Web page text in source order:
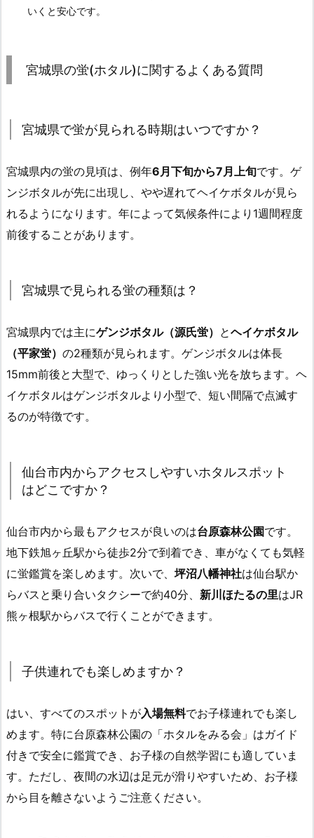
いくと安心です。
宮城県の蛍(ホタル)に関するよくある質問
宮城県で蛍が見られる時期はいつですか？
宮城県内の蛍の見頃は、例年6月下旬から7月上旬です。ゲ
ンジボタルが先に出現し、やや遅れてヘイケボタルが見ら
れるようになります。年によって気候条件により1週間程度
前後することがあります。
宮城県で見られる蛍の種類は？
宮城県内では主にゲンジボタル（源氏蛍） とヘイケボタル
（平家蛍） の2種類が見られます。ゲンジボタルは体長
15mm前後と大型で、ゆっくりとした強い光を放ちます。ヘ
イケボタルはゲンジボタルより小型で、短い間隔で点滅す
るのが特徴です。
仙台市内からアクセスしやすいホタルスポット
はどこですか？
仙台市内から最もアクセスが良いのは台原森林公園です。
地下鉄旭ヶ丘駅から徒歩2分で到着でき、車がなくても気軽
に蛍鑑賞を楽しめます。次いで、 坪沼八幡神社は仙台駅か
らバスと乗り合いタクシーで約40分、 新川ほたるの里はJR
熊ヶ根駅からバスで行くことができます。
子供連れでも楽しめますか？
はい、すべてのスポットが入場無料でお子様連れでも楽し
めます。特に台原森林公園の「ホタルをみる会」はガイド
付きで安全に鑑賞でき、お子様の自然学習にも適していま
す。ただし、夜間の水辺は足元が滑りやすいため、お子様
から目を離さないようご注意ください。